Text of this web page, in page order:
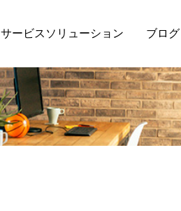
サービスソリューション ブログ